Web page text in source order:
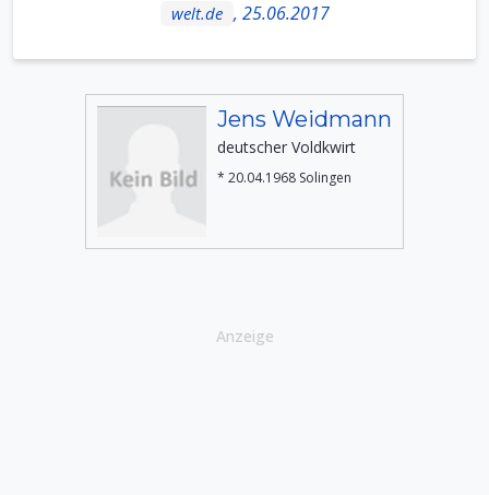
welt.de , 25.06.2017
Jens Weidmann
deutscher Voldkwirt
* 20.04.1968 Solingen
Anzeige